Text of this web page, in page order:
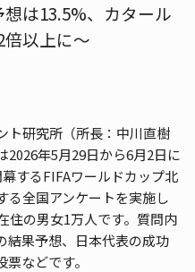
は13.5%、カタール
以上に～
ト研究所（所長：中川直樹
年5月29日から6月2日に
するFIFAワールドカップ北
る全国アンケートを実施し
住の男女1万人です。質問内
結果予想、日本代表の成功
などです。